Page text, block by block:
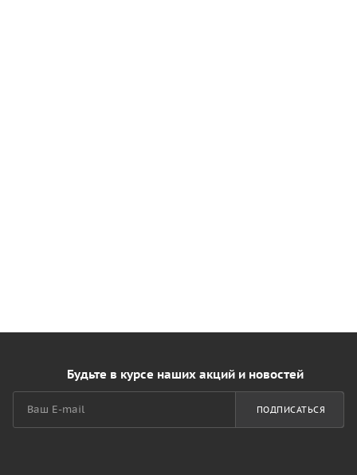
Будьте в курсе наших акций и новостей
ПОДПИСАТЬСЯ